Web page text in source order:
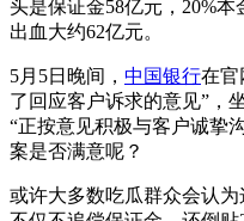
头是保证金58亿元，20%
出血大约62亿元。
5月5日晚间， 中国银行在官
了回应客户诉求的意见”，
“正按意见积极与客户诚挚
案是否满意呢？
或许大多数吃瓜群众会认